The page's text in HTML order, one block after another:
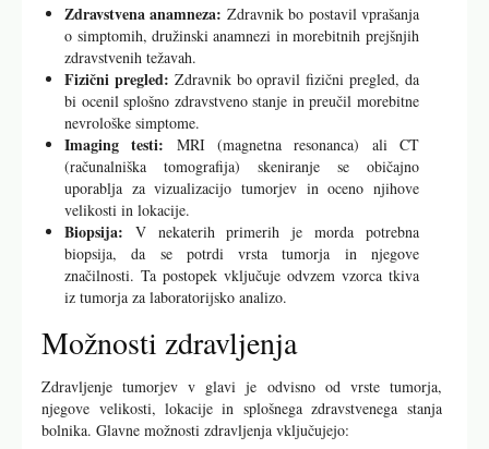
Zdravstvena anamneza: Zdravnik bo postavil vprašanja
o simptomih, družinski anamnezi in morebitnih prejšnjih
zdravstvenih težavah.
Fizični pregled: Zdravnik bo opravil fizični pregled, da
bi ocenil splošno zdravstveno stanje in preučil morebitne
nevrološke simptome.
Imaging testi: MRI (magnetna resonanca) ali CT
(računalniška tomografija) skeniranje se običajno
uporablja za vizualizacijo tumorjev in oceno njihove
velikosti in lokacije.
Biopsija: V nekaterih primerih je morda potrebna
biopsija, da se potrdi vrsta tumorja in njegove
značilnosti. Ta postopek vključuje odvzem vzorca tkiva
iz tumorja za laboratorijsko analizo.
Možnosti zdravljenja
Zdravljenje tumorjev v glavi je odvisno od vrste tumorja,
njegove velikosti, lokacije in splošnega zdravstvenega stanja
bolnika. Glavne možnosti zdravljenja vključujejo: